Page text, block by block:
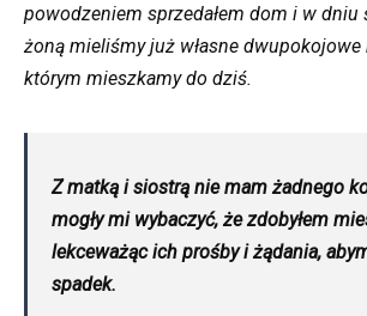
powodzeniem sprzedałem dom i w dniu
żoną mieliśmy już własne dwupokojowe
którym mieszkamy do dziś.
Z matką i siostrą nie mam żadnego
mogły mi wybaczyć, że zdobyłem
lekceważąc ich prośby i żądania,
spadek.